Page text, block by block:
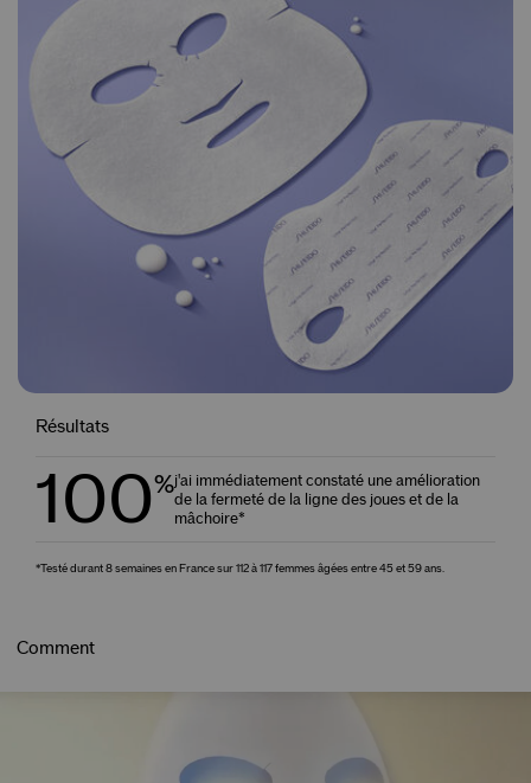
Résultats
100%j'ai immédiatement constaté une amélioration
de la fermeté de la ligne des joues et de la
mâchoire*
*Testé durant 8 semaines en France sur 112 à 117 femmes âgées entre 45 et 59 ans.
Comment